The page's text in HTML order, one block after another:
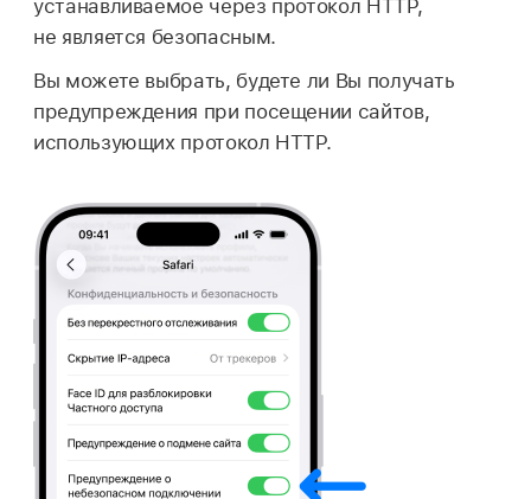
устанавливаемое через протокол HTTP,
не является безопасным.
Вы можете выбрать, будете ли Вы получать
предупреждения при посещении сайтов,
использующих протокол HTTP.